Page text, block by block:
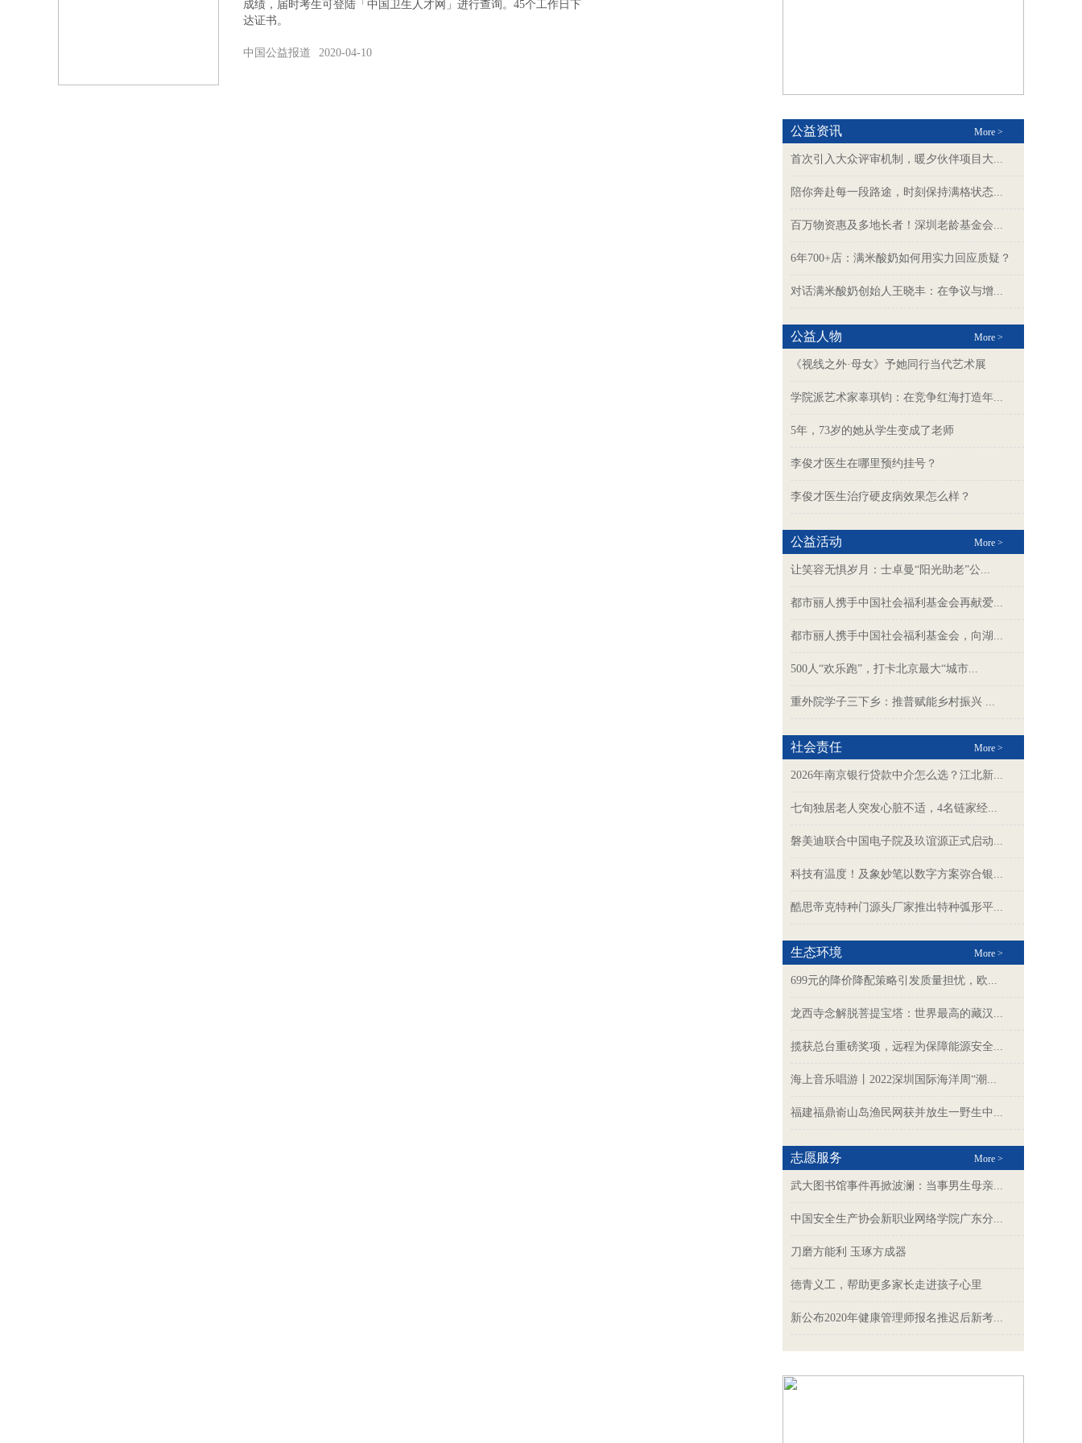
成绩，届时考生可登陆「中国卫生人才网」进行查询。45个工作日下
达证书。
中国公益报道 2020-04-10
公益资讯 More >
首次引入大众评审机制，暖夕伙伴项目大...
陪你奔赴每一段路途，时刻保持满格状态...
百万物资惠及多地长者！深圳老龄基金会...
6年700+店：满米酸奶如何用实力回应质疑？
对话满米酸奶创始人王晓丰：在争议与增...
公益人物 More >
《视线之外·母女》予她同行当代艺术展
学院派艺术家辜琪钧：在竞争红海打造年...
5年，73岁的她从学生变成了老师
李俊才医生在哪里预约挂号？
李俊才医生治疗硬皮病效果怎么样？
公益活动 More >
让笑容无惧岁月：士卓曼“阳光助老”公...
都市丽人携手中国社会福利基金会再献爱...
都市丽人携手中国社会福利基金会，向湖...
500人“欢乐跑”，打卡北京最大“城市...
重外院学子三下乡：推普赋能乡村振兴 ...
社会责任 More >
2026年南京银行贷款中介怎么选？江北新...
七旬独居老人突发心脏不适，4名链家经...
磐美迪联合中国电子院及玖谊源正式启动...
科技有温度！及象妙笔以数字方案弥合银...
酷思帝克特种门源头厂家推出特种弧形平...
生态环境 More >
699元的降价降配策略引发质量担忧，欧...
龙西寺念解脱菩提宝塔：世界最高的藏汉...
揽获总台重磅奖项，远程为保障能源安全...
海上音乐唱游丨2022深圳国际海洋周“潮...
福建福鼎嵛山岛渔民网获并放生一野生中...
志愿服务 More >
武大图书馆事件再掀波澜：当事男生母亲...
中国安全生产协会新职业网络学院广东分...
刀磨方能利 玉琢方成器
德青义工，帮助更多家长走进孩子心里
新公布2020年健康管理师报名推迟后新考...